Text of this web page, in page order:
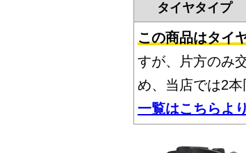
タイヤタイプ
この商品はタイ
すが、片方のみ
め、当店では2本
一覧はこちらよ